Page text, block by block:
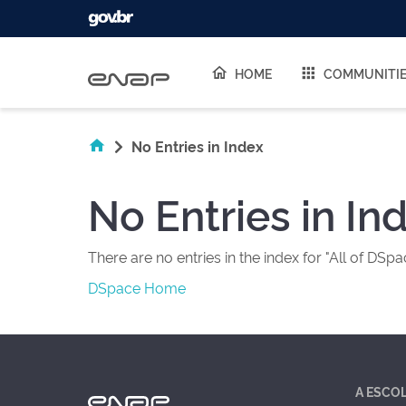
HOME
No Entries in Index
No Entries in
There are no entries in the index for "All of
DSpace Home
A